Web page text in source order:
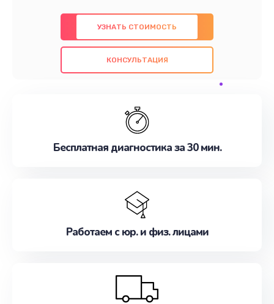
предлагаем быстрый и качественный ремонт с
использованием оригинальных компонентов, а
также гарантируем качество всех
проведенных работ. Наша цель - предоставить
наилучшим образом. Не медлите записаться на
УЗНАТЬ СТОИМОСТЬ
КОНСУЛЬТАЦИЯ
Бесплатная диагностика за 30 мин.
Работаем с юр. и физ. лицами